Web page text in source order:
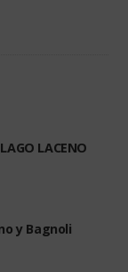
LACENO
y Bagnoli